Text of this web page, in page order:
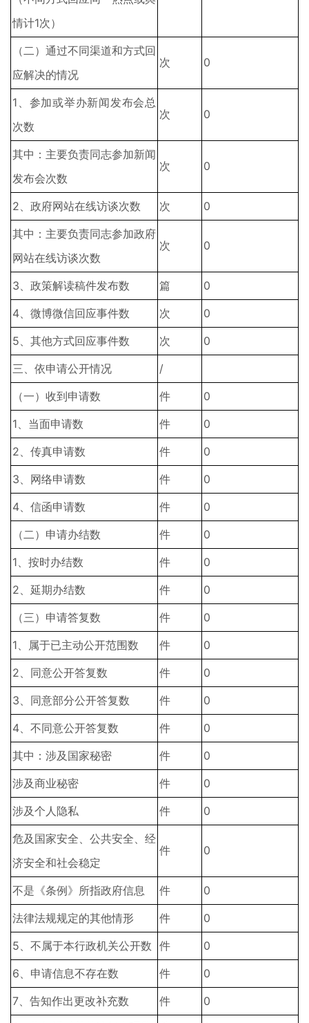
情计1次）
（二）通过不同渠道和方式回
应解决的情况
次 0
1、参加或举办新闻发布会总
次数
次 0
其中：主要负责同志参加新闻
发布会次数
次 0
2、政府网站在线访谈次数 次
0
其中：主要负责同志参加政府
网站在线访谈次数
次 0
3、政策解读稿件发布数 篇
0
4、微博微信回应事件数
次
0
5、其他方式回应事件数
次
0
三、依申请公开情况
/
（一）收到申请数
件
0
1、当面申请数
件
0
2、传真申请数
件
0
3、网络申请数
件
0
4、信函申请数
件
0
（二）申请办结数
件
0
1、按时办结数
件
0
2、延期办结数
件
0
（三）申请答复数
件
0
1、属于已主动公开范围数
件
0
2、同意公开答复数
件
0
3、同意部分公开答复数
件
0
4、不同意公开答复数
件
0
其中：涉及国家秘密
件
0
涉及商业秘密
件
0
涉及个人隐私
件
0
危及国家安全、公共安全、经
济安全和社会稳定
件 0
不是《条例》所指政府信息 件
0
法律法规规定的其他情形
件
0
5、不属于本行政机关公开数 件
0
6、申请信息不存在数
件
0
7、告知作出更改补充数
件
0